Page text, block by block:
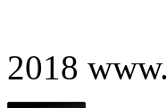
2018